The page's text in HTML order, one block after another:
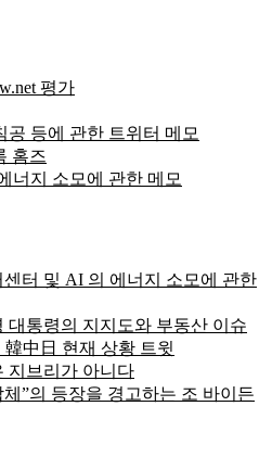
평가
공 등에 관한 트위터 메모
홈즈
너지 소모에 관한 메모
센터 및 AI 의 에너지 소모에 관한
대통령의 지지도와 부동산 이슈
韓中日 현재 상황 트윗
지브리가 아니다
”의 등장을 경고하는 조 바이든